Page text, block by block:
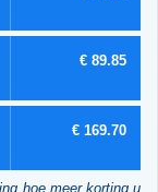
€ 89.85
€ 169.70
hoe meer korting u